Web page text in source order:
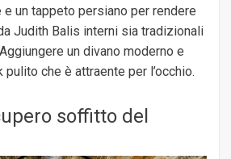
un tappeto persiano per rendere
Judith Balis interni sia tradizionali
un divano moderno e
che è attraente per l’occhio.
soffitto del